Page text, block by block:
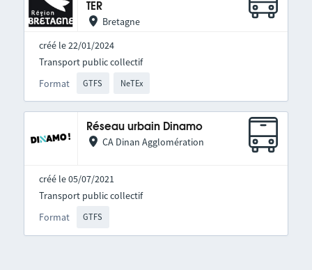
TER
Bretagne
créé le 22/01/2024
Format GTFS NeTEx
Transport public collectif
Réseau urbain Dinamo
CA Dinan Agglomération
créé le 05/07/2021
Format GTFS
Transport public collectif